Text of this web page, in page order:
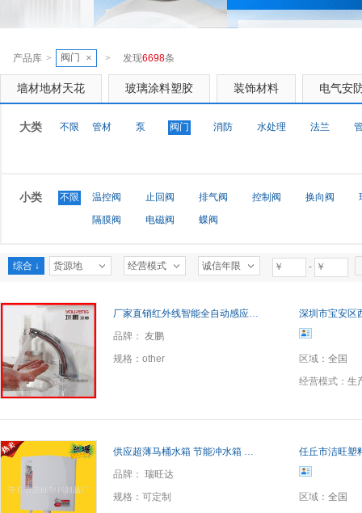
产品库 > 阀门 × > 发现6698条
墙材地材天花 玻璃涂料塑胶 装饰材料 电气安
大类 不限 管材 泵 阀门 消防 水处理 法兰
小类 不限 温控阀 止回阀 排气阀 控制阀 换向阀
隔膜阀
电磁阀 蝶阀
综合 ↓ 货源地 经营模式 诚信年限 -
厂家直销红外线智能全自动感应水龙头 单冷感应面盆水龙头
品牌： 友鹏
规格： other
深圳市宝安区
区域： 全国
经营模式： 生
供应超薄马桶水箱 节能冲水箱 座便器水箱 节能冲水箱 款式多样
品牌： 瑞旺达
规格： 可定制
任丘市洁旺塑
区域： 全国